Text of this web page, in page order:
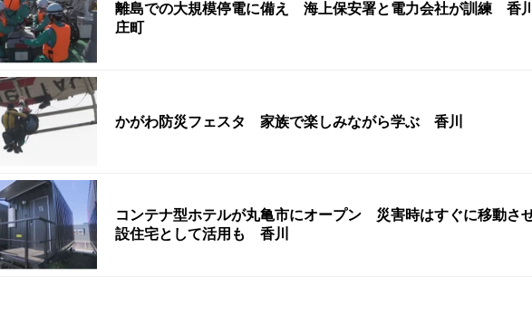
離島での大規模停電に備え 海上保安署と電力会社が訓練 香
庄町
かがわ防災フェスタ 家族で楽しみながら学ぶ 香川
コンテナ型ホテルが丸亀市にオープン 災害時はすぐに移動さ
設住宅として活用も 香川